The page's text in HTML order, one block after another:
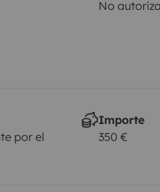
No
por el
Importe
350 €